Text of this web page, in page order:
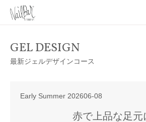
GEL DESIGN
最新ジェルデザインコース
Early Summer 202606-08
赤で上品な足元